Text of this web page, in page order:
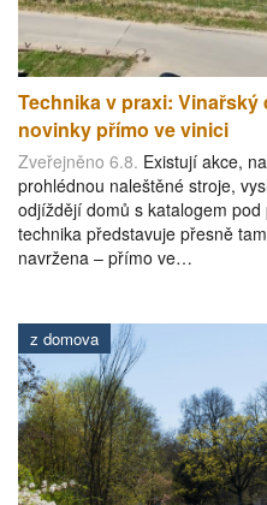
Technika v praxi:
novinky přímo ve vinici
Zveřejněno 6.8. Existují akce,
prohlédnou naleštěné stroje,
odjíždějí domů s katalogem
technika představuje přesně
navržena – přímo ve…
z domova